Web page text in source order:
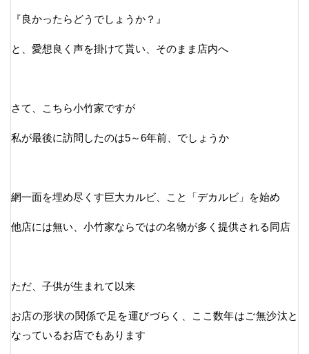
『良かったらどうでしょうか？』
と、愛想良く声を掛けて貰い、そのまま店内へ
さて、こちら小竹家ですが
私が最後に訪問したのは5～6年前、でしょうか
網一面を埋め尽くす巨大カルビ、こと「デカルビ」を始め
他店には無い、小竹家ならではの名物が多く提供される同店
ただ、子供が生まれて以来
お店の形状の関係で足を運びづらく、ここ数年はご無沙汰と
なっているお店でもあります